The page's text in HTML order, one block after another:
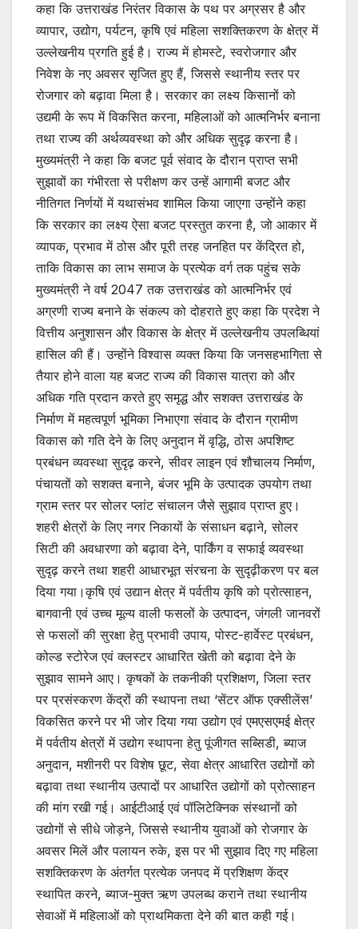
कहा कि उत्तराखंड निरंतर विकास के पथ पर अग्रसर है और
व्यापार, उद्योग, पर्यटन, कृषि एवं महिला सशक्तिकरण के क्षेत्र में
उल्लेखनीय प्रगति हुई है। राज्य में होमस्टे, स्वरोजगार और
निवेश के नए अवसर सृजित हुए हैं, जिससे स्थानीय स्तर पर
रोजगार को बढ़ावा मिला है। सरकार का लक्ष्य किसानों को
उद्यमी के रूप में विकसित करना, महिलाओं को आत्मनिर्भर बनाना
तथा राज्य की अर्थव्यवस्था को और अधिक सुदृढ़ करना है।
मुख्यमंत्री ने कहा कि बजट पूर्व संवाद के दौरान प्राप्त सभी
सुझावों का गंभीरता से परीक्षण कर उन्हें आगामी बजट और
नीतिगत निर्णयों में यथासंभव शामिल किया जाएगा उन्होंने कहा
कि सरकार का लक्ष्य ऐसा बजट प्रस्तुत करना है, जो आकार में
व्यापक, प्रभाव में ठोस और पूरी तरह जनहित पर केंद्रित हो,
ताकि विकास का लाभ समाज के प्रत्येक वर्ग तक पहुंच सके
मुख्यमंत्री ने वर्ष 2047 तक उत्तराखंड को आत्मनिर्भर एवं
अग्रणी राज्य बनाने के संकल्प को दोहराते हुए कहा कि प्रदेश ने
वित्तीय अनुशासन और विकास के क्षेत्र में उल्लेखनीय उपलब्धियां
हासिल की हैं। उन्होंने विश्वास व्यक्त किया कि जनसहभागिता से
तैयार होने वाला यह बजट राज्य की विकास यात्रा को और
अधिक गति प्रदान करते हुए समृद्ध और सशक्त उत्तराखंड के
निर्माण में महत्वपूर्ण भूमिका निभाएगा संवाद के दौरान ग्रामीण
विकास को गति देने के लिए अनुदान में वृद्धि, ठोस अपशिष्ट
प्रबंधन व्यवस्था सुदृढ़ करने, सीवर लाइन एवं शौचालय निर्माण,
पंचायतों को सशक्त बनाने, बंजर भूमि के उत्पादक उपयोग तथा
ग्राम स्तर पर सोलर प्लांट संचालन जैसे सुझाव प्राप्त हुए।
शहरी क्षेत्रों के लिए नगर निकायों के संसाधन बढ़ाने, सोलर
सिटी की अवधारणा को बढ़ावा देने, पार्किंग व सफाई व्यवस्था
सुदृढ़ करने तथा शहरी आधारभूत संरचना के सुदृढ़ीकरण पर बल
दिया गया।कृषि एवं उद्यान क्षेत्र में पर्वतीय कृषि को प्रोत्साहन,
बागवानी एवं उच्च मूल्य वाली फसलों के उत्पादन, जंगली जानवरों
से फसलों की सुरक्षा हेतु प्रभावी उपाय, पोस्ट-हार्वेस्ट प्रबंधन,
कोल्ड स्टोरेज एवं क्लस्टर आधारित खेती को बढ़ावा देने के
सुझाव सामने आए। कृषकों के तकनीकी प्रशिक्षण, जिला स्तर
पर प्रसंस्करण केंद्रों की स्थापना तथा ‘सेंटर ऑफ एक्सीलेंस’
विकसित करने पर भी जोर दिया गया उद्योग एवं एमएसएमई क्षेत्र
में पर्वतीय क्षेत्रों में उद्योग स्थापना हेतु पूंजीगत सब्सिडी, ब्याज
अनुदान, मशीनरी पर विशेष छूट, सेवा क्षेत्र आधारित उद्योगों को
बढ़ावा तथा स्थानीय उत्पादों पर आधारित उद्योगों को प्रोत्साहन
की मांग रखी गई। आईटीआई एवं पॉलिटेक्निक संस्थानों को
उद्योगों से सीधे जोड़ने, जिससे स्थानीय युवाओं को रोजगार के
अवसर मिलें और पलायन रुके, इस पर भी सुझाव दिए गए महिला
सशक्तिकरण के अंतर्गत प्रत्येक जनपद में प्रशिक्षण केंद्र
स्थापित करने, ब्याज-मुक्त ऋण उपलब्ध कराने तथा स्थानीय
सेवाओं में महिलाओं को प्राथमिकता देने की बात कही गई।